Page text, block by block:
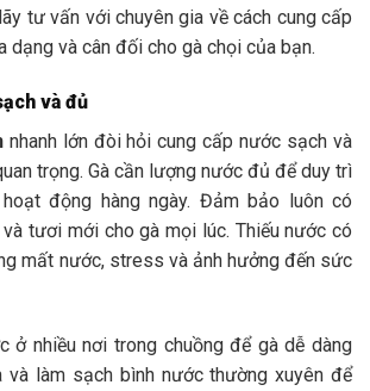
tư vấn với chuyên gia về cách cung cấp
dạng và cân đối cho gà chọi của bạn.
và đủ
nhanh lớn đòi hỏi cung cấp nước sạch và
trọng. Gà cần lượng nước đủ để duy trì
động hàng ngày. Đảm bảo luôn có
tươi mới cho gà mọi lúc. Thiếu nước có
mất nước, stress và ảnh hưởng đến sức
ở nhiều nơi trong chuồng để gà dễ dàng
và làm sạch bình nước thường xuyên để